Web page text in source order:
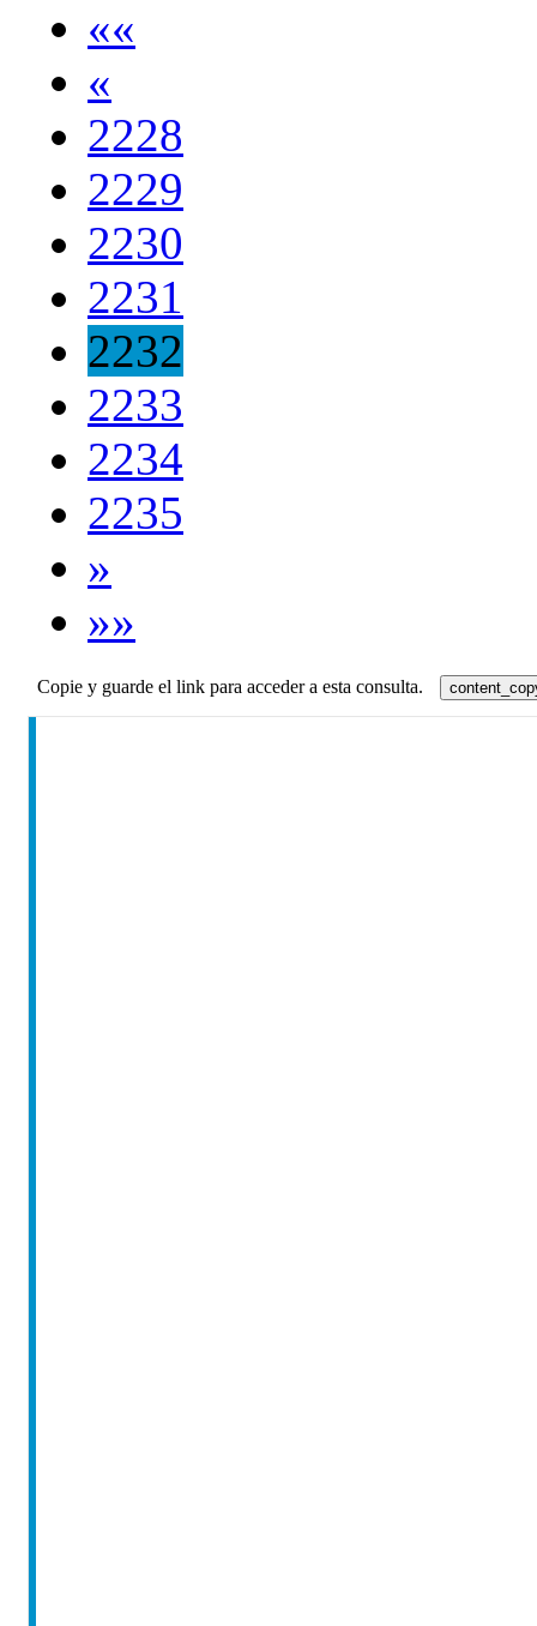
««
«
2228
2229
2230
2231
2232
2233
2234
2235
»
»»
Copie y guarde el link para acceder a esta consulta.